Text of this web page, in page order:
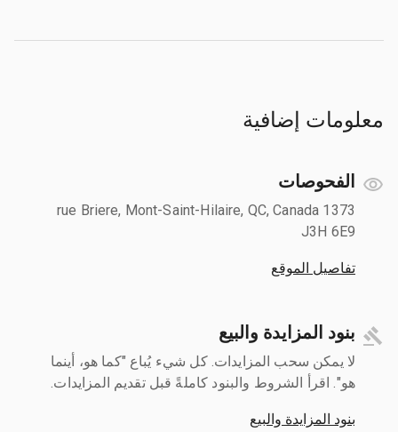
معلومات إضافية
الفحوصات
1373 rue Briere, Mont-Saint-Hilaire, QC, Canada
J3H 6E9
تفاصيل الموقع
بنود المزايدة والبيع
لا يمكن سحب المزايدات. كل شيء يُباع "كما هو، أينما
هو". اقرأ الشروط والبنود كاملةً قبل تقديم المزايدات.
بنود المزايدة والبيع